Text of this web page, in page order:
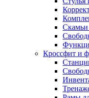
Скамьи
Кроссфит и